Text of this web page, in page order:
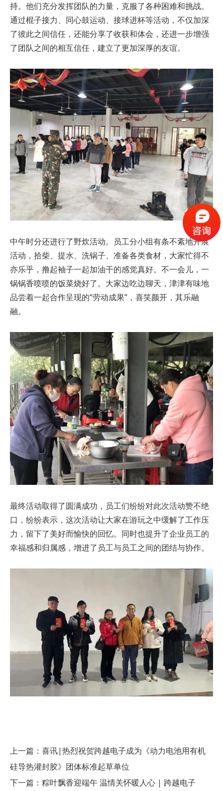
持。他们充分发挥团队的力量，克服了各种困难和挑战。
通过棍子接力、同心鼓运动、接球进杯等活动，不仅加深
了彼此之间信任，还能分享了收获和体会，还进一步增强
了团队之间的相互信任，建立了更加深厚的友谊。
中午时分还进行了野炊活动。员工分小组有条不紊地开展
活动，拾柴、提水、洗锅子、准备各类食材，大家忙得不
亦乐乎，撸起袖子一起加油干的感觉真好。不一会儿，一
锅锅香喷喷的饭菜烧好了。大家边吃边聊天，津津有味地
品尝着一起合作呈现的“劳动成果”，喜笑颜开，其乐融
融。
最终活动取得了圆满成功，员工们纷纷对此次活动赞不绝
口，纷纷表示，这次活动让大家在游玩之中缓解了工作压
力，留下了美好而愉快的回忆。同时也提升了企业员工的
幸福感和归属感，增进了员工与员工之间的团结与协作。
上一篇： 喜讯|热烈祝贺跨越电子成为《动力电池用有机
硅导热灌封胶》团体标准起草单位
下一篇： 粽叶飘香迎端午 温情关怀暖人心 | 跨越电子